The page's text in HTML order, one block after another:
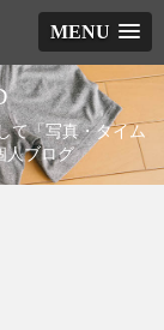
MENU
て「写真・タイム
人ブログ